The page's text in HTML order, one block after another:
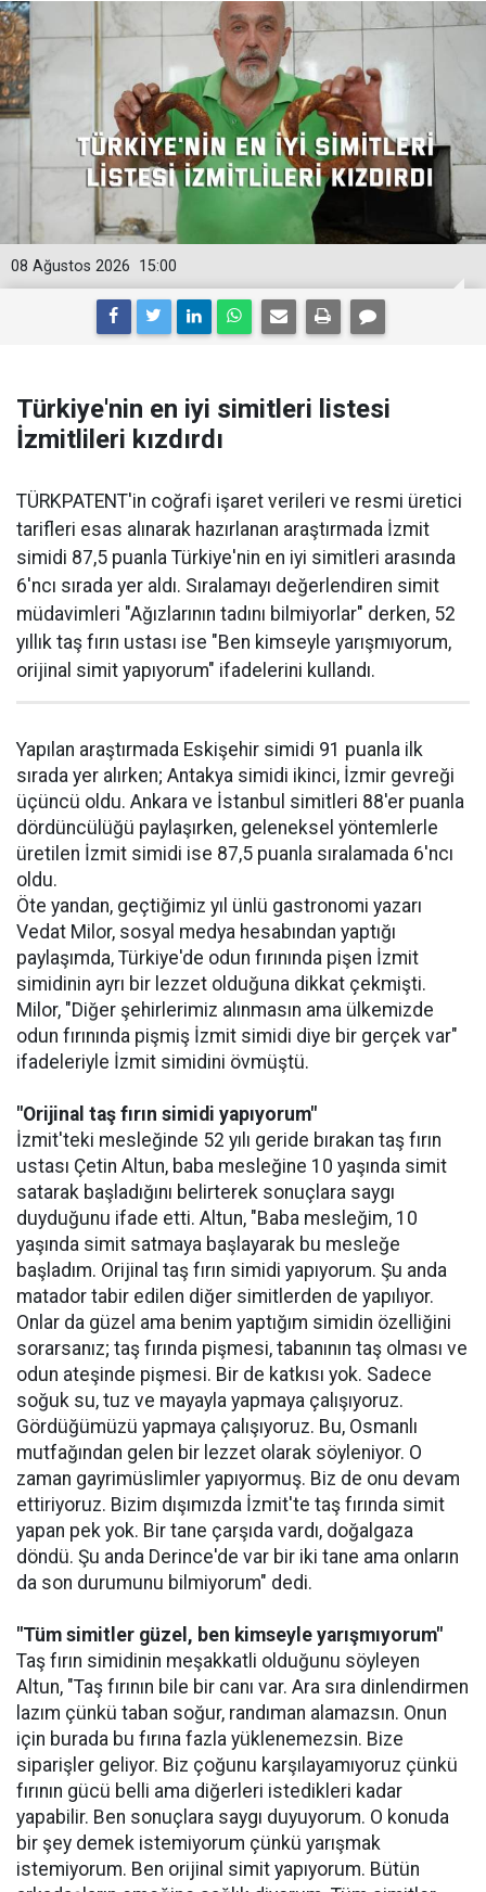
15:00
08 Ağustos 2026
Türkiye'nin en iyi simitleri listesi
İzmitlileri kızdırdı
TÜRKPATENT'in coğrafi işaret verileri ve resmi üretici
tarifleri esas alınarak hazırlanan araştırmada İzmit
simidi 87,5 puanla Türkiye'nin en iyi simitleri arasında
6'ncı sırada yer aldı. Sıralamayı değerlendiren simit
müdavimleri "Ağızlarının tadını bilmiyorlar" derken, 52
yıllık taş fırın ustası ise "Ben kimseyle yarışmıyorum,
orijinal simit yapıyorum" ifadelerini kullandı.
Yapılan araştırmada Eskişehir simidi 91 puanla ilk
sırada yer alırken; Antakya simidi ikinci, İzmir gevreği
üçüncü oldu. Ankara ve İstanbul simitleri 88'er puanla
dördüncülüğü paylaşırken, geleneksel yöntemlerle
üretilen İzmit simidi ise 87,5 puanla sıralamada 6'ncı
oldu.
Öte yandan, geçtiğimiz yıl ünlü gastronomi yazarı
Vedat Milor, sosyal medya hesabından yaptığı
paylaşımda, Türkiye'de odun fırınında pişen İzmit
simidinin ayrı bir lezzet olduğuna dikkat çekmişti.
Milor, "Diğer şehirlerimiz alınmasın ama ülkemizde
odun fırınında pişmiş İzmit simidi diye bir gerçek var"
ifadeleriyle İzmit simidini övmüştü.
"Orijinal taş fırın simidi yapıyorum"
İzmit'teki mesleğinde 52 yılı geride bırakan taş fırın
ustası Çetin Altun, baba mesleğine 10 yaşında simit
satarak başladığını belirterek sonuçlara saygı
duyduğunu ifade etti. Altun, "Baba mesleğim, 10
yaşında simit satmaya başlayarak bu mesleğe
başladım. Orijinal taş fırın simidi yapıyorum. Şu anda
matador tabir edilen diğer simitlerden de yapılıyor.
Onlar da güzel ama benim yaptığım simidin özelliğini
sorarsanız; taş fırında pişmesi, tabanının taş olması ve
odun ateşinde pişmesi. Bir de katkısı yok. Sadece
soğuk su, tuz ve mayayla yapmaya çalışıyoruz.
Gördüğümüzü yapmaya çalışıyoruz. Bu, Osmanlı
mutfağından gelen bir lezzet olarak söyleniyor. O
zaman gayrimüslimler yapıyormuş. Biz de onu devam
ettiriyoruz. Bizim dışımızda İzmit'te taş fırında simit
yapan pek yok. Bir tane çarşıda vardı, doğalgaza
döndü. Şu anda Derince'de var bir iki tane ama onların
da son durumunu bilmiyorum" dedi.
"Tüm simitler güzel, ben kimseyle yarışmıyorum"
Taş fırın simidinin meşakkatli olduğunu söyleyen
Altun, "Taş fırının bile bir canı var. Ara sıra dinlendirmen
lazım çünkü taban soğur, randıman alamazsın. Onun
için burada bu fırına fazla yüklenemezsin. Bize
siparişler geliyor. Biz çoğunu karşılayamıyoruz çünkü
fırının gücü belli ama diğerleri istedikleri kadar
yapabilir. Ben sonuçlara saygı duyuyorum. O konuda
bir şey demek istemiyorum çünkü yarışmak
istemiyorum. Ben orijinal simit yapıyorum. Bütün